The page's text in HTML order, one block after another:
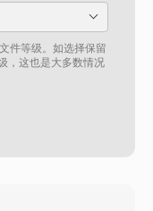
件等级。如选择保留
，这也是大多数情况